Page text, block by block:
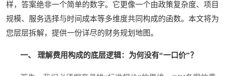
样，答案绝非一个简单的数字。它更像一个由政策复杂度、项目
规模、服务选择与时间成本等多维度共同构成的函数。本文将为
您层层拆解，提供一份详尽的财务规划地图。
一、 理解费用构成的底层逻辑：为何没有“一口价”？